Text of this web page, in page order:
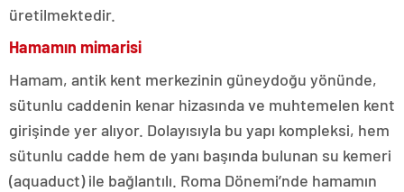
üretilmektedir.
Hamamın mimarisi
Hamam, antik kent merkezinin güneydoğu yönünde,
sütunlu caddenin kenar hizasında ve muhtemelen kent
girişinde yer alıyor. Dolayısıyla bu yapı kompleksi, hem
sütunlu cadde hem de yanı başında bulunan su kemeri
(aquaduct) ile bağlantılı. Roma Dönemi’nde hamamın